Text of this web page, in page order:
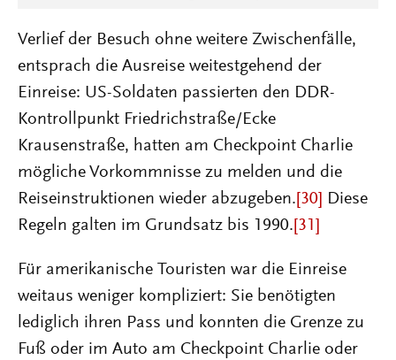
Verlief der Besuch ohne weitere Zwischenfälle,
entsprach die Ausreise weitestgehend der
Einreise: US-Soldaten passierten den DDR-
Kontrollpunkt Friedrichstraße/Ecke
Krausenstraße, hatten am Checkpoint Charlie
mögliche Vorkommnisse zu melden und die
Reiseinstruktionen wieder abzugeben. [30] Diese
Regeln galten im Grundsatz bis 1990. [31]
Für amerikanische Touristen war die Einreise
weitaus weniger kompliziert: Sie benötigten
lediglich ihren Pass und konnten die Grenze zu
Fuß oder im Auto am Checkpoint Charlie oder